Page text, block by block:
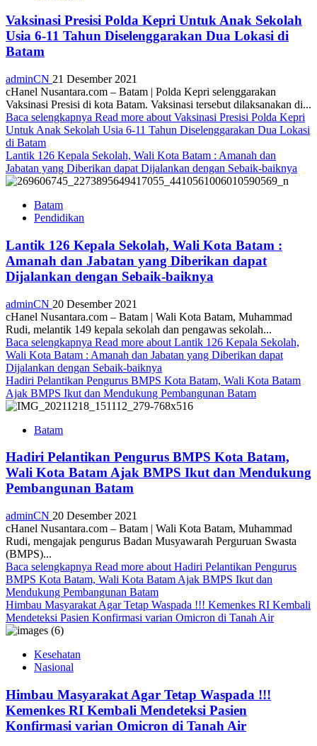
Vaksinasi Presisi Polda Kepri Untuk Anak Sekolah
Usia 6-11 Tahun Diselenggarakan Dua Lokasi di
Batam
adminCN 21 Desember 2021
cHanel Nusantara.com – Batam | Polda Kepri selenggarakan
Vaksinasi Presisi di kota Batam. Vaksinasi tersebut dilaksanakan di...
Baca selengkapnya Read more about Vaksinasi Presisi Polda Kepri
Untuk Anak Sekolah Usia 6-11 Tahun Diselenggarakan Dua Lokasi
di Batam
Lantik 126 Kepala Sekolah, Wali Kota Batam : Amanah dan
Jabatan yang Diberikan dapat Dijalankan dengan Sebaik-baiknya
Batam
Pendidikan
Lantik 126 Kepala Sekolah, Wali Kota Batam :
Amanah dan Jabatan yang Diberikan dapat
Dijalankan dengan Sebaik-baiknya
adminCN 20 Desember 2021
cHanel Nusantara.com – Batam | Wali Kota Batam, Muhammad
Rudi, melantik 149 kepala sekolah dan pengawas sekolah...
Baca selengkapnya Read more about Lantik 126 Kepala Sekolah,
Wali Kota Batam : Amanah dan Jabatan yang Diberikan dapat
Dijalankan dengan Sebaik-baiknya
Hadiri Pelantikan Pengurus BMPS Kota Batam, Wali Kota Batam
Ajak BMPS Ikut dan Mendukung Pembangunan Batam
Batam
Hadiri Pelantikan Pengurus BMPS Kota Batam,
Wali Kota Batam Ajak BMPS Ikut dan Mendukung
Pembangunan Batam
adminCN 20 Desember 2021
cHanel Nusantara.com – Batam | Wali Kota Batam, Muhammad
Rudi, mengajak pengurus Badan Musyawarah Perguruan Swasta
(BMPS)...
Baca selengkapnya Read more about Hadiri Pelantikan Pengurus
BMPS Kota Batam, Wali Kota Batam Ajak BMPS Ikut dan
Mendukung Pembangunan Batam
Himbau Masyarakat Agar Tetap Waspada !!! Kemenkes RI Kembali
Mendeteksi Pasien Konfirmasi varian Omicron di Tanah Air
Kesehatan
Nasional
Himbau Masyarakat Agar Tetap Waspada !!!
Kemenkes RI Kembali Mendeteksi Pasien
Konfirmasi varian Omicron di Tanah Air